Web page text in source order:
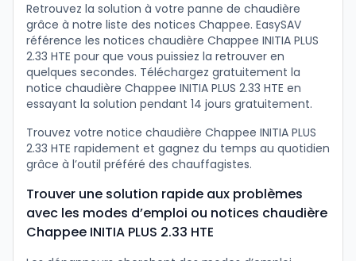
Retrouvez la solution à votre panne de chaudière
grâce à notre liste des notices Chappee. EasySAV
référence les notices chaudière Chappee INITIA PLUS
2.33 HTE pour que vous puissiez la retrouver en
quelques secondes. Téléchargez gratuitement la
notice chaudière Chappee INITIA PLUS 2.33 HTE en
essayant la solution pendant 14 jours gratuitement.
Trouvez votre notice chaudière Chappee INITIA PLUS
2.33 HTE rapidement et gagnez du temps au quotidien
grâce à l’outil préféré des chauffagistes.
Trouver une solution rapide aux problèmes
avec les modes d’emploi ou notices chaudière
Chappee INITIA PLUS 2.33 HTE